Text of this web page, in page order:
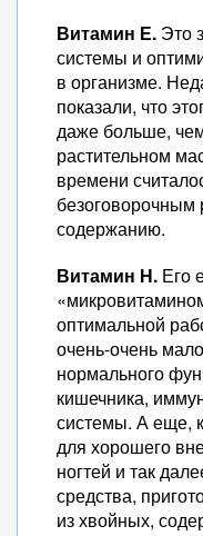
Витамин Е. Это
системы и
в организме.
показали, что
даже больше,
растительном
времени
безоговорочным
содержанию.
Витамин Н. Его
оптимальной
очень-очень
нормального
кишечника,
системы. А еще,
для хорошего
ногтей и так
средства,
из хвойных,